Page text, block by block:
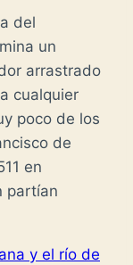
del
un
arrastrado
cualquier
poco de los
de
en
partían
y el río de